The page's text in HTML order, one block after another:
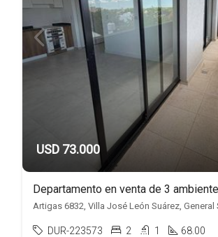
USD 73.000
Artigas 6832, Villa José León Suárez, General
DUR-223573 2 1 68.00